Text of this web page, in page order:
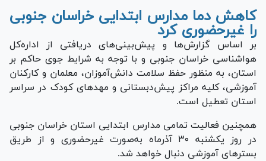
کاهش دما مدارس ابتدایی خراسان جنوبی
را غیرحضوری کرد
بر اساس گزارش‌ها و پیش‌بینی‌های دریافتی از اداره‌کل
هواشناسی خراسان جنوبی و با توجه به شرایط جوی حاکم بر
استان، به منظور حفظ سلامت دانش‌آموزان، معلمان و کارکنان
آموزشی، کلیه مراکز پیش‌دبستانی و مهدهای کودک در سراسر
استان تعطیل است.
همچنین فعالیت تمامی مدارس ابتدایی استان خراسان جنوبی
در روز یکشنبه ۳۰ آذرماه به‌صورت غیرحضوری و از طریق
بسترهای آموزشی دنبال خواهد شد.